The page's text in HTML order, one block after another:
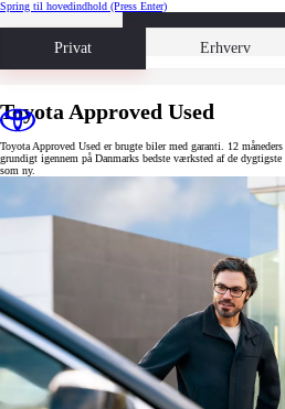
Spring til hovedindhold (Press Enter)
Privat Erhverv
Book prøvetur
Toyota Approved Used
Toyota Approved Used er brugte biler med garanti. 12
grundigt igennem på Danmarks bedste værksted af de
som ny.